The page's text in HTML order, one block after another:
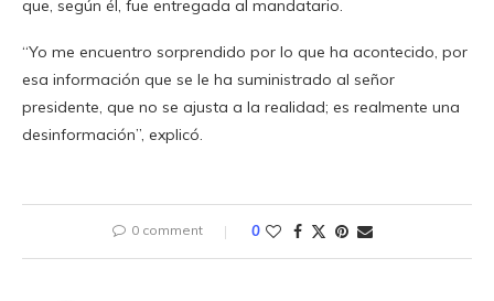
que, según él, fue entregada al mandatario.
“Yo me encuentro sorprendido por lo que ha acontecido, por
esa información que se le ha suministrado al señor
presidente, que no se ajusta a la realidad; es realmente una
desinformación”, explicó.
0 comment 0